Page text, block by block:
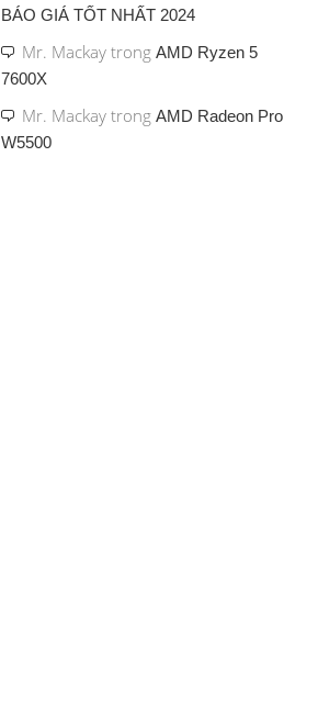
BÁO GIÁ TỐT NHẤT 2024
Mr. Mackay trong AMD Ryzen 5
7600X
Mr. Mackay trong AMD Radeon Pro
W5500